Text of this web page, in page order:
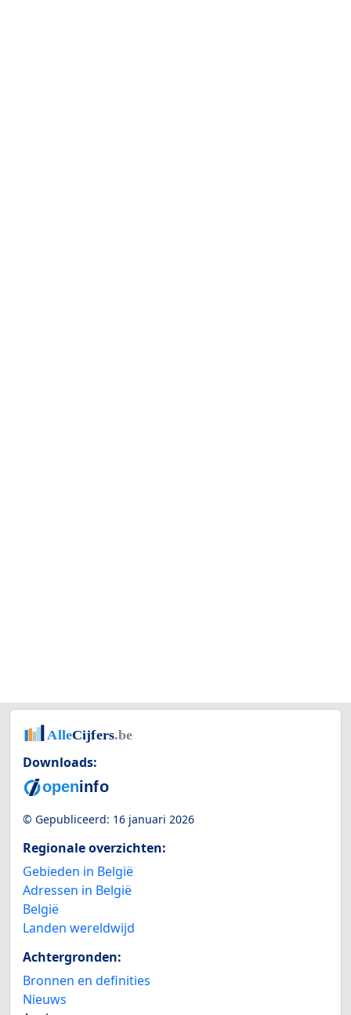
Downloads:
© Gepubliceerd: 16 januari 2026
Regionale overzichten:
Gebieden in België
Adressen in België
België
Landen wereldwijd
Achtergronden:
Bronnen en definities
Nieuws